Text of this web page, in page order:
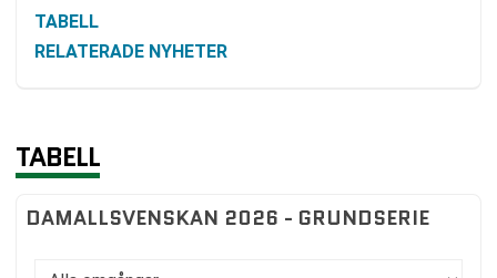
TABELL
RELATERADE NYHETER
TABELL
DAMALLSVENSKAN 2026 - GRUNDSERIE